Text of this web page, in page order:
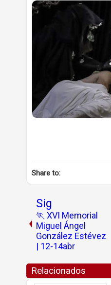
Share to:
Sig
🏃 XVI Memorial
Miguel Ángel
González Estévez
| 12-14abr
Relacionados